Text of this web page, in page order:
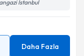
İstanbul
Daha Fazla